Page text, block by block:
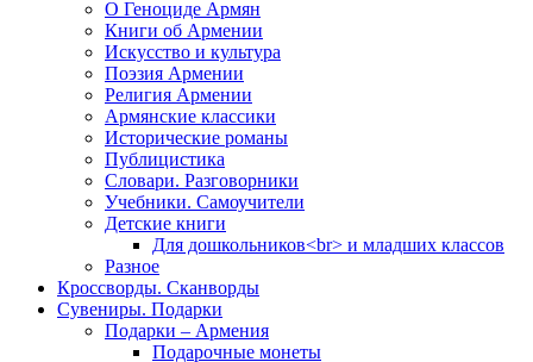
О Геноциде Армян
Книги об Армении
Иcкусство и культура
Поэзия Армении
Религия Армении
Армянские классики
Исторические романы
Публицистика
Словари. Разговорники
Учебники. Самоучители
Детские книги
Для дошкольников<br> и младших классов
Разное
Кроссворды. Сканворды
Сувениры. Подарки
Подарки – Армения
Подарочные монеты